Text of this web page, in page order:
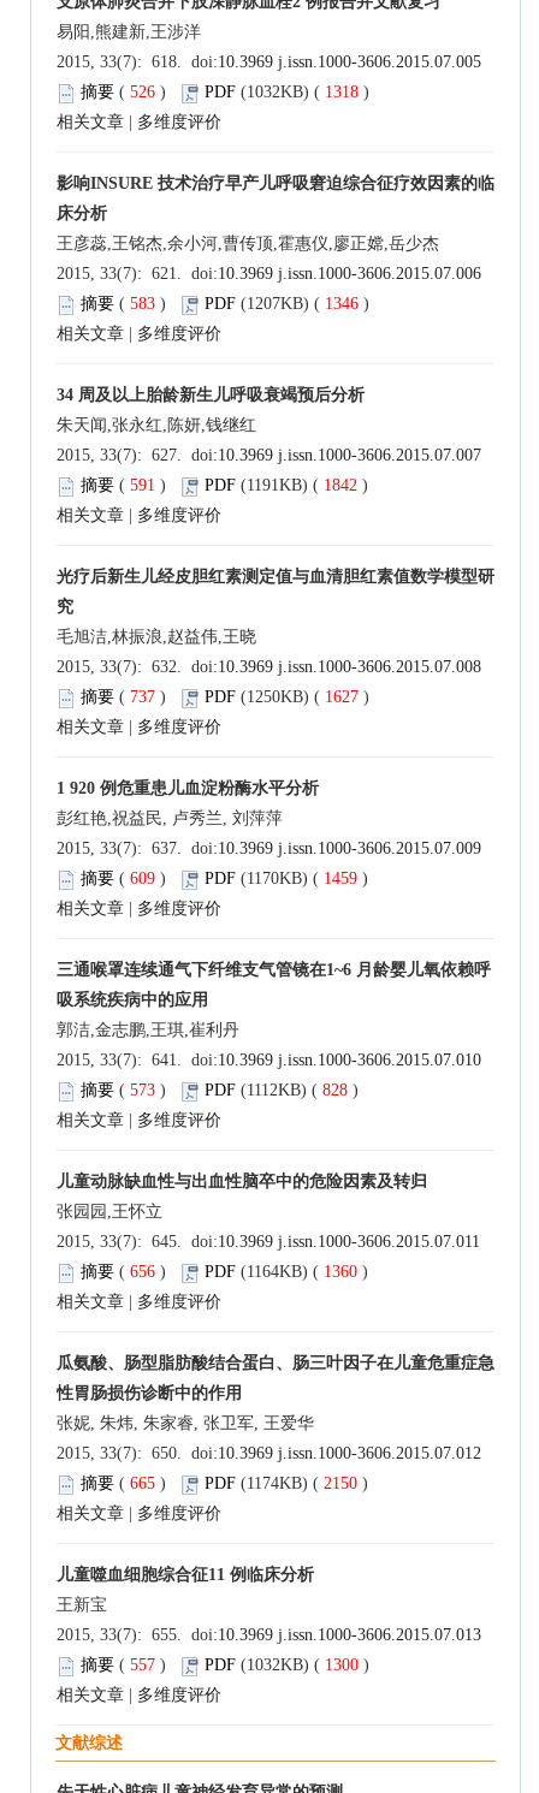
易阳,熊建新,王涉洋
2015, 33(7): 618. doi:10.3969 j.issn.1000-3606.2015.07.005
摘要 ( 526 ) PDF (1032KB) ( 1318 )
相关文章
多维度评价
影响INSURE 技术治疗早产儿呼吸窘迫综合征疗效因素的临
床分析
王彦蕊,王铭杰,余小河,曹传顶,霍惠仪,廖正嫦,岳少杰
2015, 33(7): 621. doi:10.3969 j.issn.1000-3606.2015.07.006
摘要 ( 583 ) PDF (1207KB) ( 1346 )
相关文章
多维度评价
34 周及以上胎龄新生儿呼吸衰竭预后分析
朱天闻,张永红,陈妍,钱继红
2015, 33(7): 627. doi:10.3969 j.issn.1000-3606.2015.07.007
摘要 ( 591 ) PDF (1191KB) ( 1842 )
相关文章
多维度评价
光疗后新生儿经皮胆红素测定值与血清胆红素值数学模型研
究
毛旭洁,林振浪,赵益伟,王晓
2015, 33(7): 632. doi:10.3969 j.issn.1000-3606.2015.07.008
摘要 ( 737 ) PDF (1250KB) ( 1627 )
相关文章
多维度评价
1 920 例危重患儿血淀粉酶水平分析
彭红艳,祝益民, 卢秀兰, 刘萍萍
2015, 33(7): 637. doi:10.3969 j.issn.1000-3606.2015.07.009
摘要 ( 609 ) PDF (1170KB) ( 1459 )
相关文章
多维度评价
三通喉罩连续通气下纤维支气管镜在1~6 月龄婴儿氧依赖呼
吸系统疾病中的应用
郭洁,金志鹏,王琪,崔利丹
2015, 33(7): 641. doi:10.3969 j.issn.1000-3606.2015.07.010
摘要 ( 573 ) PDF (1112KB) ( 828 )
相关文章
多维度评价
儿童动脉缺血性与出血性脑卒中的危险因素及转归
张园园,王怀立
2015, 33(7): 645. doi:10.3969 j.issn.1000-3606.2015.07.011
摘要 ( 656 ) PDF (1164KB) ( 1360 )
相关文章
多维度评价
瓜氨酸、肠型脂肪酸结合蛋白、肠三叶因子在儿童危重症急
性胃肠损伤诊断中的作用
张妮, 朱炜, 朱家睿, 张卫军, 王爱华
2015, 33(7): 650. doi:10.3969 j.issn.1000-3606.2015.07.012
摘要 ( 665 ) PDF (1174KB) ( 2150 )
相关文章
多维度评价
儿童噬血细胞综合征11 例临床分析
王新宝
2015, 33(7): 655. doi:10.3969 j.issn.1000-3606.2015.07.013
摘要 ( 557 ) PDF (1032KB) ( 1300 )
相关文章
多维度评价
文献综述